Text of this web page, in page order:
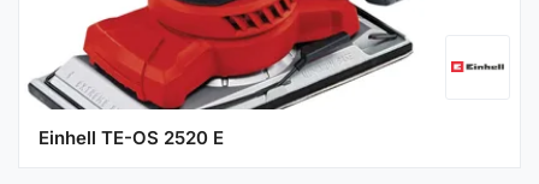
Einhell TE-OS 2520 E